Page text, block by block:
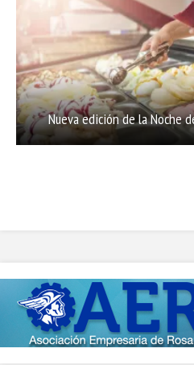
Nueva edición de la Noche